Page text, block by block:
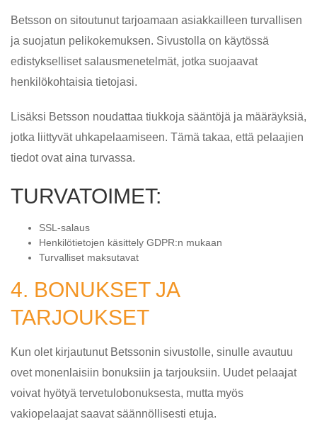
Betsson on sitoutunut tarjoamaan asiakkailleen turvallisen
ja suojatun pelikokemuksen. Sivustolla on käytössä
edistykselliset salausmenetelmät, jotka suojaavat
henkilökohtaisia tietojasi.
Lisäksi Betsson noudattaa tiukkoja sääntöjä ja määräyksiä,
jotka liittyvät uhkapelaamiseen. Tämä takaa, että pelaajien
tiedot ovat aina turvassa.
TURVATOIMET:
SSL-salaus
Henkilötietojen käsittely GDPR:n mukaan
Turvalliset maksutavat
4. BONUKSET JA
TARJOUKSET
Kun olet kirjautunut Betssonin sivustolle, sinulle avautuu
ovet monenlaisiin bonuksiin ja tarjouksiin. Uudet pelaajat
voivat hyötyä tervetulobonuksesta, mutta myös
vakiopelaajat saavat säännöllisesti etuja.